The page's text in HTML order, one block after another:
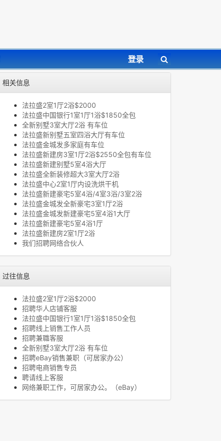
登录
相关信息
法拉盛2室1厅2浴$2000
法拉盛中国银行1室1厅1浴$1850全包
全新别墅3室大厅2浴 有车位
法拉盛新别墅五室四浴大厅有车位
法拉盛金城发多家庭有车位
法拉盛新建房3室1厅2浴$2550全包有车位
法拉盛新建别墅5室4浴大厅
法拉盛全新装修超大3室大厅2浴
法拉盛中心2室1厅内设洗烘干机
法拉盛新建豪宅5室4浴/4室3浴/3室2浴
法拉盛金城发全新豪宅3室1厅2浴
法拉盛金城发新建豪宅5室4浴1大厅
法拉盛新建豪宅5室4浴1厅
法拉盛新建房2室1厅2浴
我们招聘网络合伙人
过往信息
法拉盛2室1厅2浴$2000
招聘华人店铺客服
法拉盛中国银行1室1厅1浴$1850全包
招聘线上销售工作人员
招聘兼職客服
全新别墅3室大厅2浴 有车位
招聘eBay销售兼职（可居家办公）
招聘电商销售专员
聘请线上客服
网络兼职工作，可居家办公。（eBay）